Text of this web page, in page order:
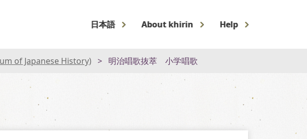
日本語 About khirin Help
of Japanese History) 明治唱歌抜萃 小学唱歌